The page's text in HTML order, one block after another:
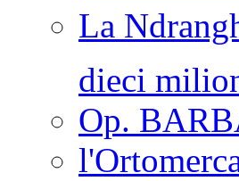
La
dieci
Op.